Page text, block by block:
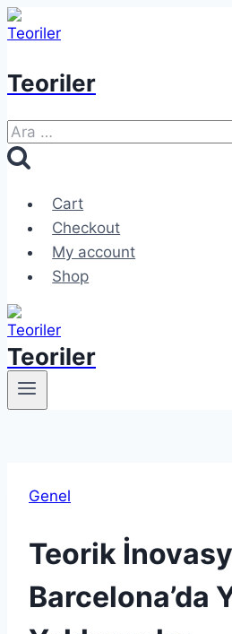
Skip
to
Teoriler
Arama:
Cart
Checkout
My account
Shop
Teoriler
Genel
Teorik
Barcelona’da